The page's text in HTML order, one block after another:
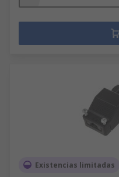
Existencias limitadas